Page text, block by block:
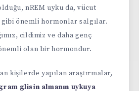
nREM uyku da, vücut
önemli hormonlar salgılar.
cildimiz ve daha genç
olan bir hormondur.
kişilerde yapılan araştırmalar,
glisin almanın uykuya